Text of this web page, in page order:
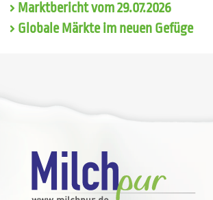
Marktbericht vom 29.07.2026
Globale Märkte im neuen Gefüge